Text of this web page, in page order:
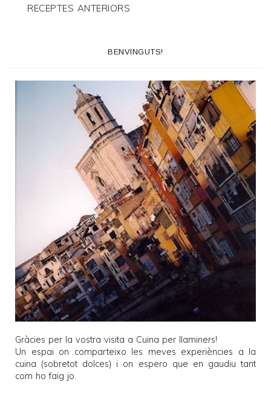
RECEPTES ANTERIORS
BENVINGUTS!
Gràcies per la vostra visita a Cuina per llaminers!
Un espai on comparteixo les meves experiències a la
cuina (sobretot dolces) i on espero que en gaudiu tant
com ho faig jo.